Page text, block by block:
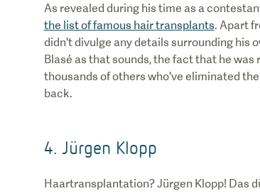
As revealed during his time as a
the list of famous hair transplants. Apart
didn't divulge any details surrounding his
Blasé as that sounds, the fact that he
thousands of others who've eliminated
back.
4. Jürgen Klopp
Haartransplantation? Jürgen Klopp! Das